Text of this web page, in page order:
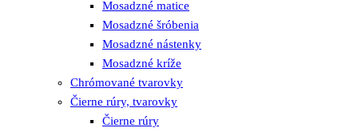
Mosadzné matice
Mosadzné šróbenia
Mosadzné nástenky
Mosadzné kríže
Chrómované tvarovky
Čierne rúry, tvarovky
Čierne rúry